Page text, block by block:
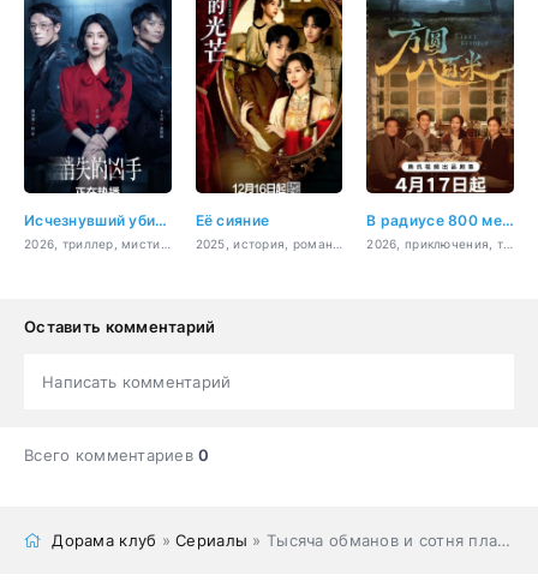
Исчезнувший убийца Её сияние В радиусе 800 метров
2026, приключения, триллер, криминал
Оставить комментарий
Написать комментарий
Всего комментариев0
Дорама клуб »Сериалы » Тысяча обманов и сотня планов